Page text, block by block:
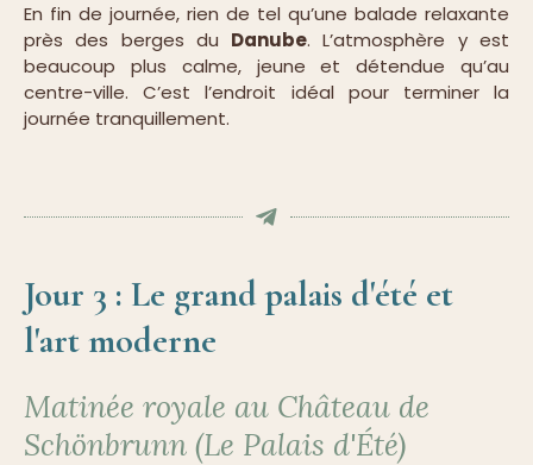
En fin de journée, rien de tel qu’une balade relaxante
près des berges du Danube. L’atmosphère y est
beaucoup plus calme, jeune et détendue qu’au
centre-ville. C’est l’endroit idéal pour terminer la
journée tranquillement.
Jour 3 : Le grand palais d'été et
l'art moderne
Matinée royale au Château de
Schönbrunn (Le Palais d'Été)